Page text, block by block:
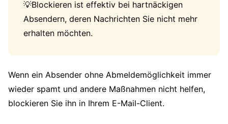
💡Blockieren ist effektiv bei hartnäckigen
Absendern, deren Nachrichten Sie nicht mehr
erhalten möchten.
Wenn ein Absender ohne Abmeldemöglichkeit immer
wieder spamt und andere Maßnahmen nicht helfen,
blockieren Sie ihn in Ihrem E-Mail-Client.